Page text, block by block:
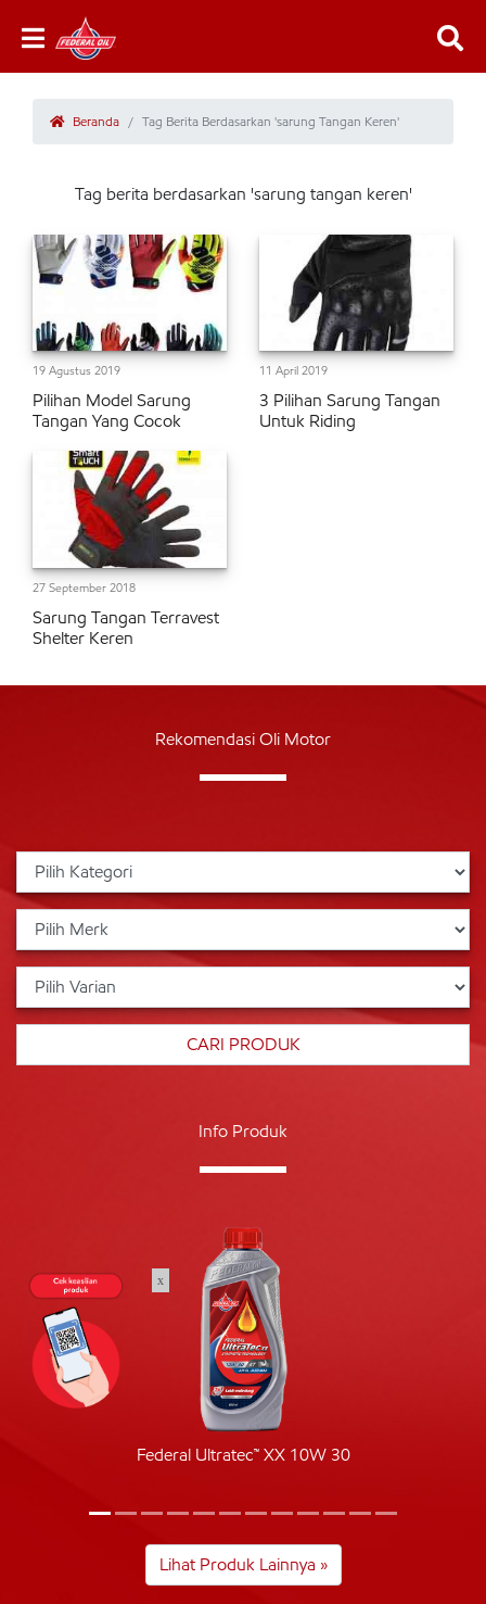
Beranda Tag Berita Berdasarkan 'sarung Tangan Keren'
Tag berita berdasarkan 'sarung tangan keren'
19 Agustus 2019
Pilihan Model Sarung
Tangan Yang Cocok
11 April 2019
3 Pilihan Sarung Tangan
Untuk Riding
27 September 2018
Sarung Tangan Terravest
Shelter Keren
Rekomendasi Oli Motor
Info Produk
Federal Ultratec™ XX 10W 30
Lihat Produk Lainnya »
x